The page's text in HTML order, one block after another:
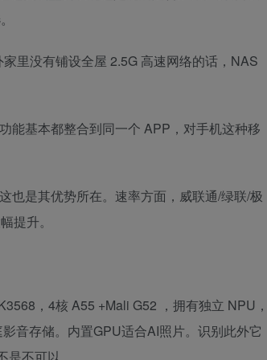
里没有铺设全屋 2.5G 高速网络的话，NAS
能基本都整合到同一个 APP，对手机这种移
是其优势所在。速率方面，威联通/绿联/极
提升。
，4核 A55 +Mali G52 ，拥有独立 NPU，
音存储。内置GPU适合AI照片。识别此外它